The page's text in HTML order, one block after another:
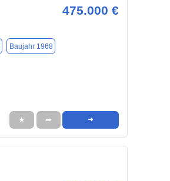
475.000 €
Baujahr 1968
★ ➦ ➜